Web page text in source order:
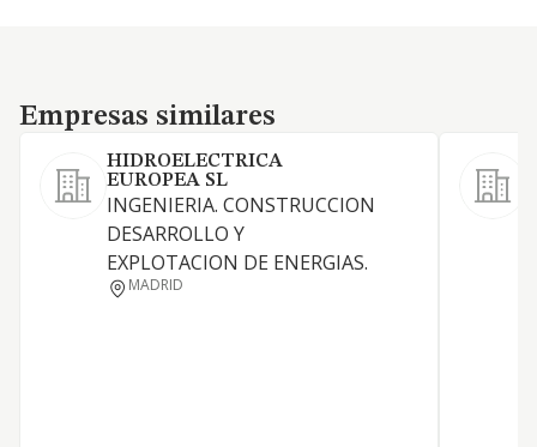
Empresas similares
Empresas similares
HIDROELECTRICA
EUROPEA SL
INGENIERIA. CONSTRUCCION
DESARROLLO Y
EXPLOTACION DE ENERGIAS.
MADRID